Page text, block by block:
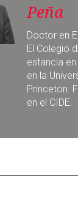
Peña
Doctor en
El Colegio
estancia
en la
Princeton.
en el CIDE.